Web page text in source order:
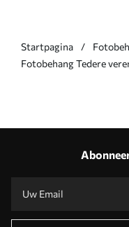
Startpagina
Fotobehang Tedere